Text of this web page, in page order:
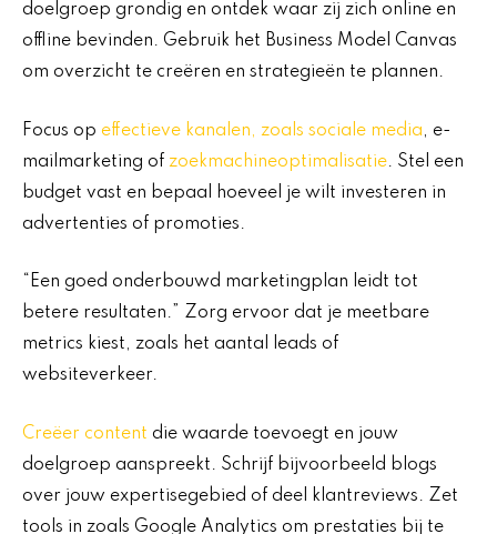
doelgroep grondig en ontdek waar zij zich online en
offline bevinden. Gebruik het Business Model Canvas
om overzicht te creëren en strategieën te plannen.
Focus op effectieve kanalen, zoals sociale media, e-
mailmarketing of zoekmachineoptimalisatie. Stel een
budget vast en bepaal hoeveel je wilt investeren in
advertenties of promoties.
“Een goed onderbouwd marketingplan leidt tot
betere resultaten.” Zorg ervoor dat je meetbare
metrics kiest, zoals het aantal leads of
websiteverkeer.
Creëer content die waarde toevoegt en jouw
doelgroep aanspreekt. Schrijf bijvoorbeeld blogs
over jouw expertisegebied of deel klantreviews. Zet
tools in zoals Google Analytics om prestaties bij te